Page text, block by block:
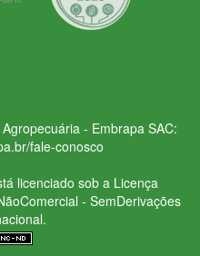
- Embrapa SAC:
fale-conosco
licenciado sob a Licença
- SemDerivações